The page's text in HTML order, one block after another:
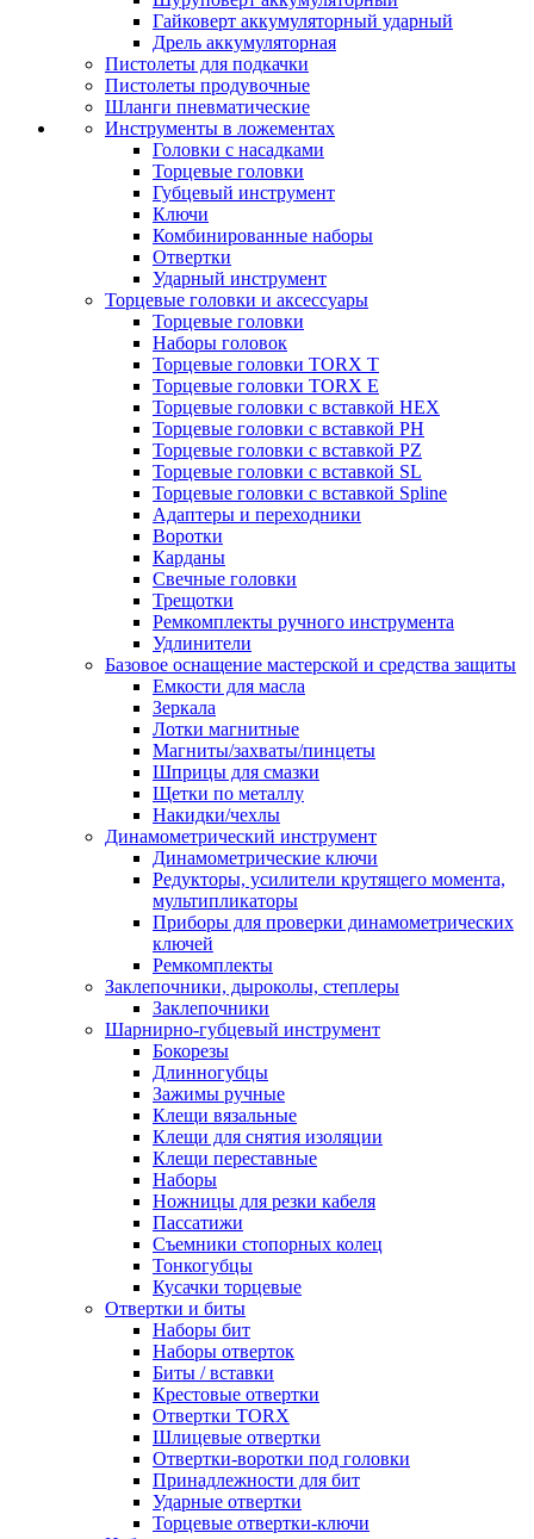
Гайковерт аккумуляторный ударный
Дрель аккумуляторная
Пистолеты для подкачки
Пистолеты продувочные
Шланги пневматические
Инструменты в ложементах
Головки с насадками
Торцевые головки
Губцевый инструмент
Ключи
Комбинированные наборы
Отвертки
Ударный инструмент
Торцевые головки и аксессуары
Торцевые головки
Наборы головок
Торцевые головки TORX T
Торцевые головки TORX Е
Торцевые головки с вставкой HEX
Торцевые головки с вставкой PH
Торцевые головки с вставкой PZ
Торцевые головки с вставкой SL
Торцевые головки с вставкой Spline
Адаптеры и переходники
Воротки
Карданы
Свечные головки
Трещотки
Ремкомплекты ручного инструмента
Удлинители
Базовое оснащение мастерской и средства защиты
Емкости для масла
Зеркала
Лотки магнитные
Магниты/захваты/пинцеты
Шприцы для смазки
Щетки по металлу
Накидки/чехлы
Динамометрический инструмент
Динамометрические ключи
Редукторы, усилители крутящего момента,
мультипликаторы
Приборы для проверки динамометрических
ключей
Ремкомплекты
Заклепочники, дыроколы, степлеры
Заклепочники
Шарнирно-губцевый инструмент
Бокорезы
Длинногубцы
Зажимы ручные
Клещи вязальные
Клещи для снятия изоляции
Клещи переставные
Наборы
Ножницы для резки кабеля
Пассатижи
Съемники стопорных колец
Тонкогубцы
Кусачки торцевые
Отвертки и биты
Наборы бит
Наборы отверток
Биты / вставки
Крестовые отвертки
Отвертки TORX
Шлицевые отвертки
Отвертки-воротки под головки
Принадлежности для бит
Ударные отвертки
Торцевые отвертки-ключи